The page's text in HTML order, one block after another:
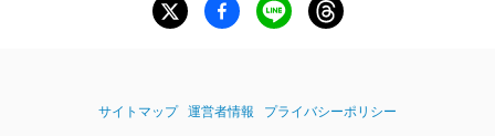
サイトマップ 運営者情報 プライバシーポリシー